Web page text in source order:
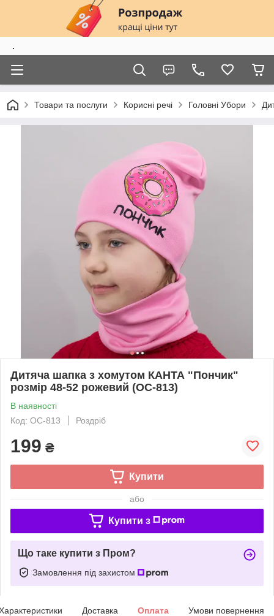
.
Товари та послуги Корисні речі Головні Убори
Дитяча шапка з хомутом КАНТА "Пончик"
розмір 48-52 рожевий (OC-813)
В наявності
Код: OC-813
Роздріб
199 ₴
Купити
або
Купити з
Що таке купити з Пром?
Замовлення під захистом
Доставка Оплата Умови повернення